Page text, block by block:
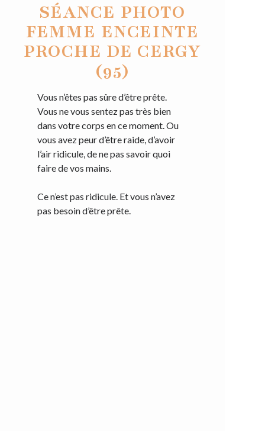
SÉANCE PHOTO
FEMME ENCEINTE
PROCHE DE CERGY
(95)
Vous n’êtes pas sûre d’être prête.
Vous ne vous sentez pas très bien
dans votre corps en ce moment. Ou
vous avez peur d’être raide, d’avoir
l’air ridicule, de ne pas savoir quoi
faire de vos mains.
Ce n’est pas ridicule. Et vous n’avez
pas besoin d’être prête.